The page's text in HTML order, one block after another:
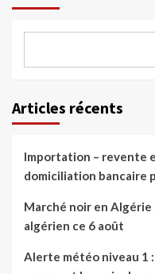
Articles récents
Importation – revente
domiciliation bancaire
Marché noir en Algérie
algérien ce 6 août
Alerte météo niveau 1